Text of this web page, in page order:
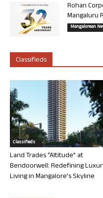
Rohan
Mangaluru
Mangalorean
Classifieds
Classifieds
Land Trades “Altitude” at
Bendoorwell: Redefining
Living in Mangalore’s Skyline